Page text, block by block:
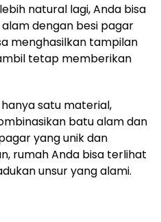
natural lagi, Anda bisa
dengan besi pagar
menghasilkan tampilan
tetap memberikan
satu material,
batu alam dan
yang unik dan
rumah Anda bisa terlihat
unsur yang alami.